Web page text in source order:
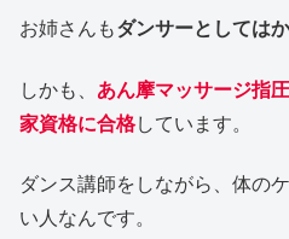
お姉さんもダンサーとしては
しかも、 あん摩マッサージ指
家資格に合格しています。
ダンス講師をしながら、体の
い人なんです。